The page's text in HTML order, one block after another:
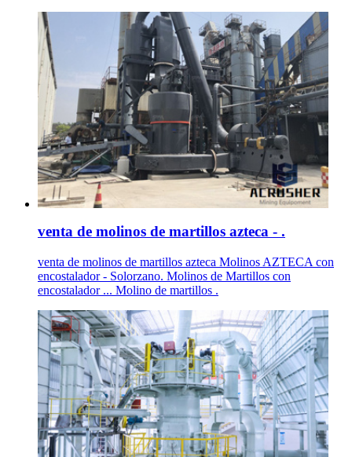
venta de molinos de martillos azteca - .
venta de molinos de martillos azteca Molinos AZTECA con
encostalador - Solorzano. Molinos de Martillos con
encostalador ... Molino de martillos .